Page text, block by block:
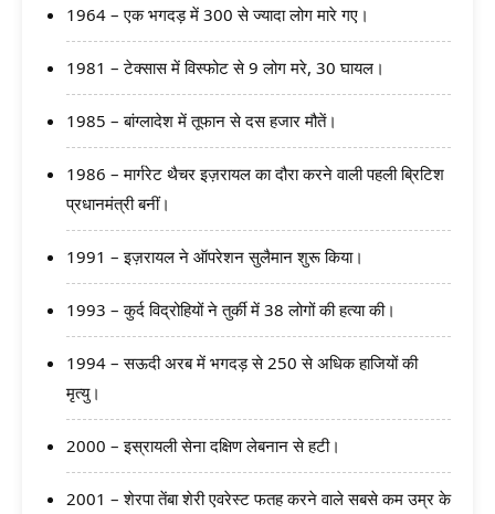
1964 – एक भगदड़ में 300 से ज्यादा लोग मारे गए।
1981 – टेक्सास में विस्फोट से 9 लोग मरे, 30 घायल।
1985 – बांग्लादेश में तूफान से दस हजार मौतें।
1986 – मार्गरेट थैचर इज़रायल का दौरा करने वाली पहली ब्रिटिश
प्रधानमंत्री बनीं।
1991 – इज़रायल ने ऑपरेशन सुलैमान शुरू किया।
1993 – कुर्द विद्रोहियों ने तुर्की में 38 लोगों की हत्या की।
1994 – सऊदी अरब में भगदड़ से 250 से अधिक हाजियों की
मृत्यु।
2000 – इस्रायली सेना दक्षिण लेबनान से हटी।
2001 – शेरपा तेंबा शेरी एवरेस्ट फतह करने वाले सबसे कम उम्र के